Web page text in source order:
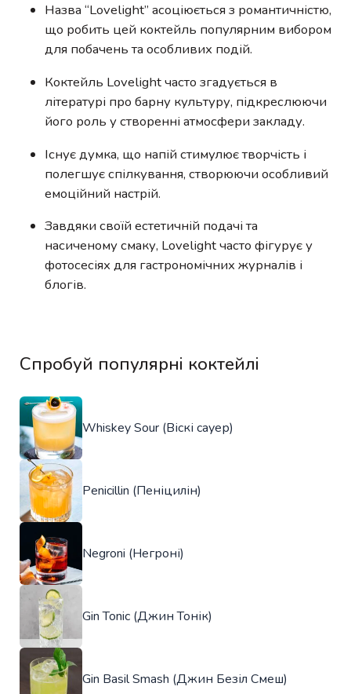
Назва “Lovelight” асоціюється з романтичністю,
що робить цей коктейль популярним вибором
для побачень та особливих подій.
Коктейль Lovelight часто згадується в
літературі про барну культуру, підкреслюючи
його роль у створенні атмосфери закладу.
Існує думка, що напій стимулює творчість і
полегшує спілкування, створюючи особливий
емоційний настрій.
Завдяки своїй естетичній подачі та
насиченому смаку, Lovelight часто фігурує у
фотосесіях для гастрономічних журналів і
блогів.
Спробуй популярні коктейлі
Whiskey Sour (Віскі сауер)
Penicillin (Пеніцилін)
Negroni (Негроні)
Gin Tonic (Джин Тонік)
Gin Basil Smash (Джин Безіл Смеш)